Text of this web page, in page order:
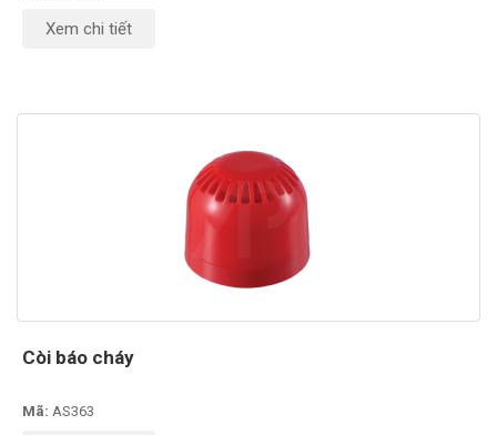
Xem chi tiết
Còi báo cháy
Mã: AS363